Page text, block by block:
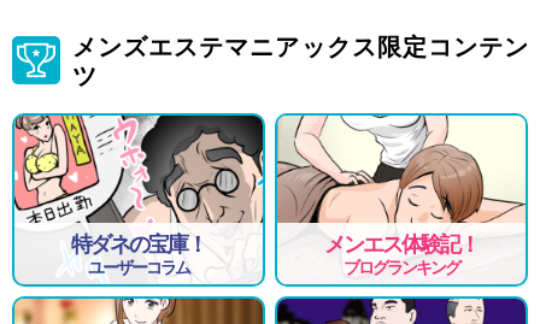
メンズエステマニアックス限定コンテン
ツ
特ダネの宝庫！
ユーザーコラム
メンエス体験記！
ブログランキング